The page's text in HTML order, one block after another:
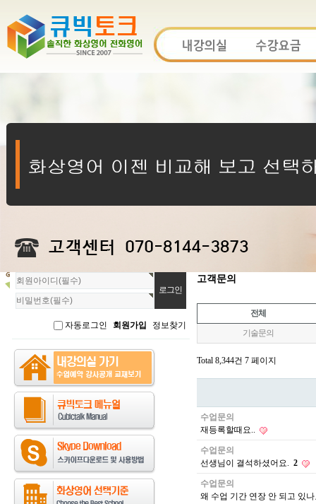
회
원
로
자동로그인 회원가입 정보찾기
고객문의
전체
기술문의
Total 8,344건 7 페이지
수업문의
재등록할때요..
수업문의
선생님이 결석하셨어요. 2
수업문의
왜 수업 기간 연장 안 되고 있